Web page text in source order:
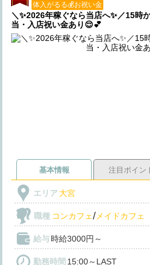
体入がるる💰お祝い金
＼✨2026年稼ぐなら当店へ✨／15時
当・入店祝い金あり😌💕
基本情報 注目ポイン
エリア 大宮
職種 コンカフェ/ メイドカフェ
給与時給3000円～
勤務時間 15:00～LAST